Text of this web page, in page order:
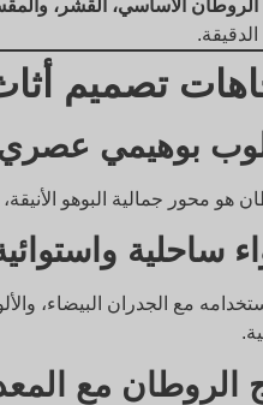
الروطان الأساسي، القشر،
الدقيقة.
تصميم
بوهيمي
هو محور جمالية البوهو
ساحلية
مع الجدران البيضاء،
الروطان مع